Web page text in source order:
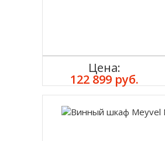
Цена:
122 899 руб.